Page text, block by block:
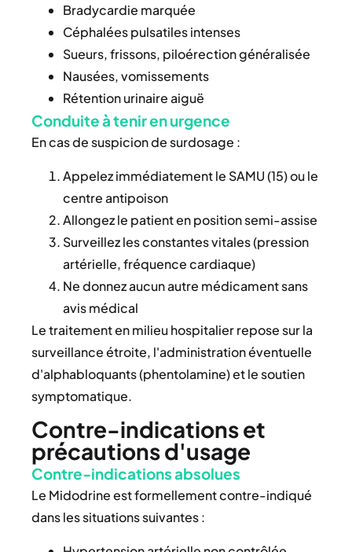
Bradycardie marquée
Céphalées pulsatiles intenses
Sueurs, frissons, piloérection généralisée
Nausées, vomissements
Rétention urinaire aiguë
Conduite à tenir en urgence
En cas de suspicion de surdosage :
Appelez immédiatement le SAMU (15) ou le
centre antipoison
Allongez le patient en position semi-assise
Surveillez les constantes vitales (pression
artérielle, fréquence cardiaque)
Ne donnez aucun autre médicament sans
avis médical
Le traitement en milieu hospitalier repose sur la
surveillance étroite, l'administration éventuelle
d'alphabloquants (phentolamine) et le soutien
symptomatique.
Contre-indications et
précautions d'usage
Contre-indications absolues
Le Midodrine est formellement contre-indiqué
dans les situations suivantes :